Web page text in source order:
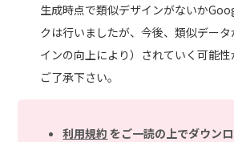
生成時点で類似デザインがないか
クは行いましたが、今後、類似デー
インの向上により）されていく可能
ご了承下さい。
利用規約 をご一読の上でダウン